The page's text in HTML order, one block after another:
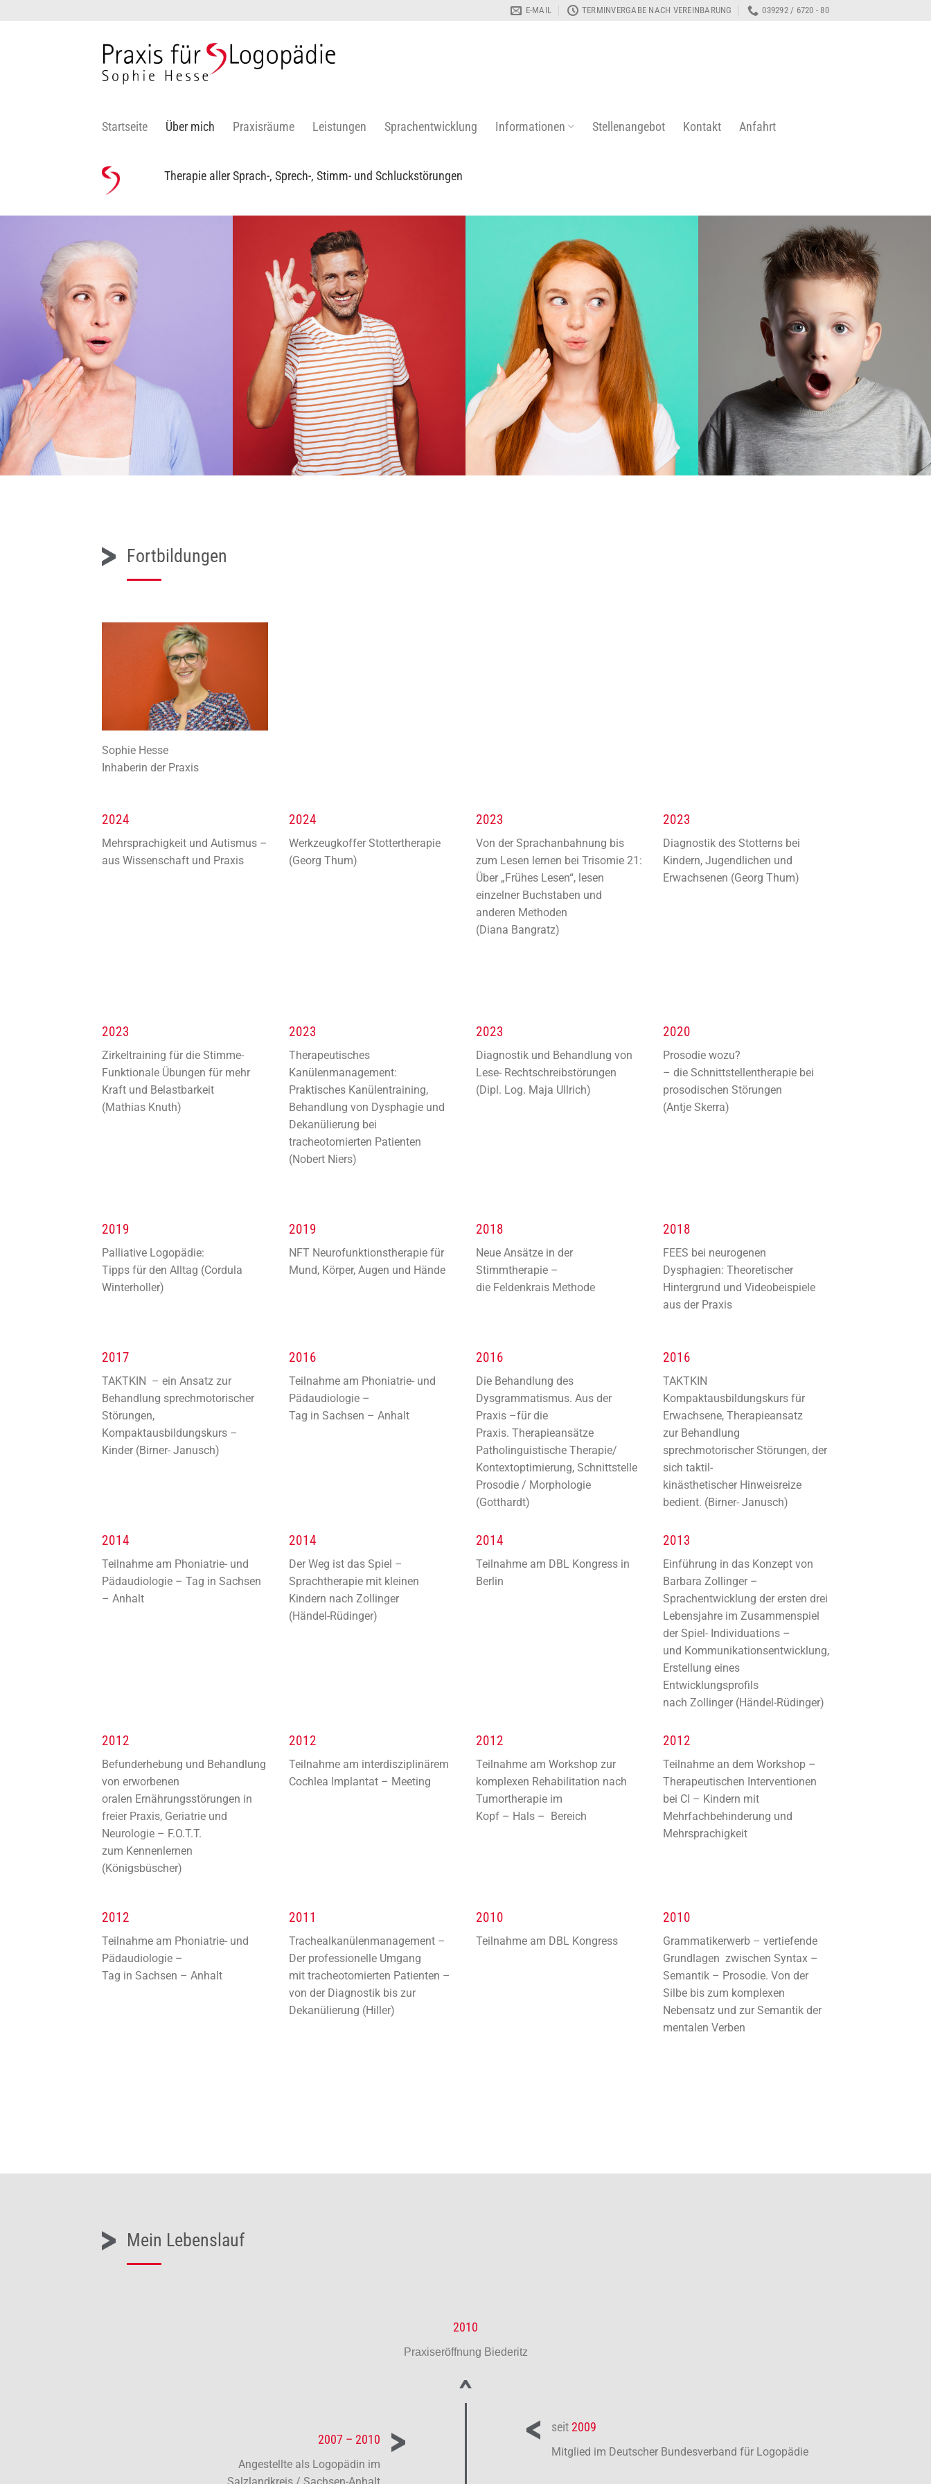
E-MAIL TERMINVERGABE NACH VEREINBARUNG 039292 / 6720 - 80
Startseite Über mich Praxisräume Leistungen Sprachentwicklung Informationen Stellenangebot Kontakt Anfahrt
Therapie aller Sprach-, Sprech-, Stimm- und Schluckstörungen
Fortbildungen
Sophie Hesse
Inhaberin der Praxis
2024
Mehrsprachigkeit und Autismus –
aus Wissenschaft und Praxis
2024
Werkzeugkoffer Stottertherapie
(Georg Thum)
2023
Von der Sprachanbahnung bis
zum Lesen lernen bei Trisomie 21:
Über „Frühes Lesen“, lesen
einzelner Buchstaben und
anderen Methoden
(Diana Bangratz)
2023
Diagnostik des Stotterns bei
Kindern, Jugendlichen und
Erwachsenen (Georg Thum)
2023
Zirkeltraining für die Stimme-
Funktionale Übungen für mehr
Kraft und Belastbarkeit
(Mathias Knuth)
2023
Therapeutisches
Kanülenmanagement:
Praktisches Kanülentraining,
Behandlung von Dysphagie und
Dekanülierung bei
tracheotomierten Patienten
(Nobert Niers)
2023
Diagnostik und Behandlung von
Lese- Rechtschreibstörungen
(Dipl. Log. Maja Ullrich)
2020
Prosodie wozu?
– die Schnittstellentherapie bei
prosodischen Störungen
(Antje Skerra)
2019
Palliative Logopädie:
Tipps für den Alltag (Cordula
Winterholler)
2019
NFT Neurofunktionstherapie für
Mund, Körper, Augen und Hände
2018
Neue Ansätze in der
Stimmtherapie –
die Feldenkrais Methode
2018
FEES bei neurogenen
Dysphagien: Theoretischer
Hintergrund und Videobeispiele
aus der Praxis
2017
TAKTKIN – ein Ansatz zur
Behandlung sprechmotorischer
Störungen,
Kompaktausbildungskurs –
Kinder (Birner- Janusch)
2016
Teilnahme am Phoniatrie- und
Pädaudiologie –
Tag in Sachsen – Anhalt
2016
Die Behandlung des
Dysgrammatismus. Aus der
Praxis –für die
Praxis. Therapieansätze
Patholinguistische Therapie/
Kontextoptimierung, Schnittstelle
Prosodie / Morphologie
(Gotthardt)
2016
TAKTKIN
Kompaktausbildungskurs für
Erwachsene, Therapieansatz
zur Behandlung
sprechmotorischer Störungen, der
sich taktil-
kinästhetischer Hinweisreize
bedient. (Birner- Janusch)
2014
Teilnahme am Phoniatrie- und
Pädaudiologie – Tag in Sachsen
– Anhalt
2014
Der Weg ist das Spiel –
Sprachtherapie mit kleinen
Kindern nach Zollinger
(Händel-Rüdinger)
2014
Teilnahme am DBL Kongress in
Berlin
2013
Einführung in das Konzept von
Barbara Zollinger –
Sprachentwicklung der ersten drei
Lebensjahre im Zusammenspiel
der Spiel- Individuations –
und Kommunikationsentwicklung,
Erstellung eines
Entwicklungsprofils
nach Zollinger (Händel-Rüdinger)
2012
Befunderhebung und Behandlung
von erworbenen
oralen Ernährungsstörungen in
freier Praxis, Geriatrie und
Neurologie – F.O.T.T.
zum Kennenlernen
(Königsbüscher)
2012
Teilnahme am interdisziplinärem
Cochlea Implantat – Meeting
2012
Teilnahme am Workshop zur
komplexen Rehabilitation nach
Tumortherapie im
Kopf – Hals – Bereich
2012
Teilnahme an dem Workshop –
Therapeutischen Interventionen
bei CI – Kindern mit
Mehrfachbehinderung und
Mehrsprachigkeit
2012
Teilnahme am Phoniatrie- und
Pädaudiologie –
Tag in Sachsen – Anhalt
2011
Trachealkanülenmanagement –
Der professionelle Umgang
mit tracheotomierten Patienten –
von der Diagnostik bis zur
Dekanülierung (Hiller)
2010
Teilnahme am DBL Kongress
2010
Grammatikerwerb – vertiefende
Grundlagen zwischen Syntax –
Semantik – Prosodie. Von der
Silbe bis zum komplexen
Nebensatz und zur Semantik der
mentalen Verben
Mein Lebenslauf
2010
Praxiseröffnung Biederitz
2007 – 2010
Angestellte als Logopädin im
seit2009
Mitglied im Deutscher Bundesverband für Logopädie